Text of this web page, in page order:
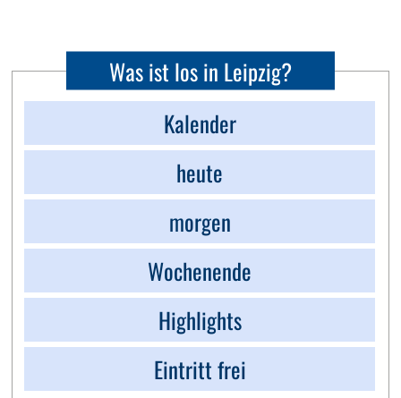
Was ist los in Leipzig?
Kalender
heute
morgen
Wochenende
Highlights
Eintritt frei